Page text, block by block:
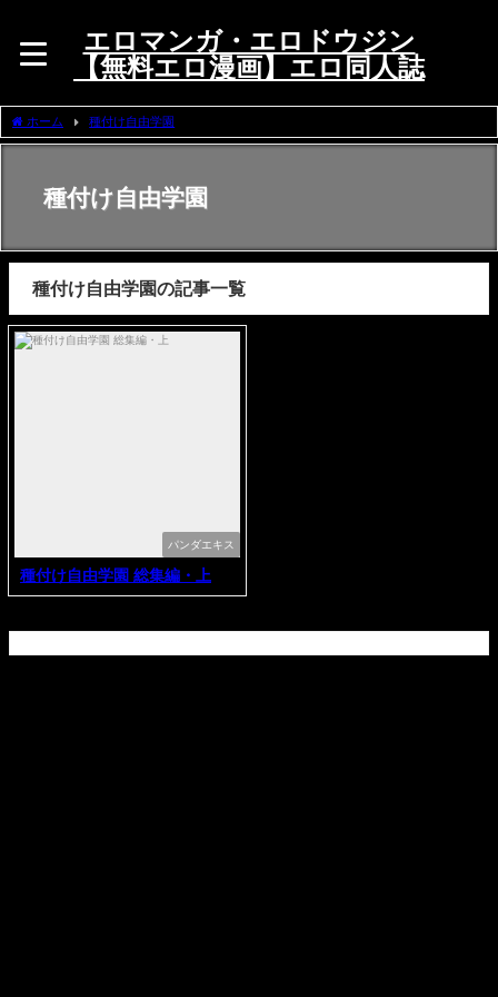
エロマンガ・エロドウジン
【無料エロ漫画】エロ同人誌
ホーム 種付け自由学園
種付け自由学園
種付け自由学園の記事一覧
パンダエキス
種付け自由学園 総集編・上